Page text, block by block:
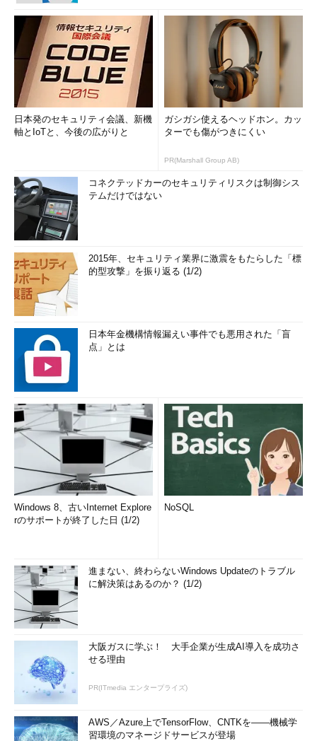
ーサルアプリ）など、戸惑う点も少なくないはずだ。特に
Windowsストアアプリと従来のデスクトップアプリの操作性や実
行環境の違いは、最初は理解しがたいだろう。
もし複数台のPCを持っているなら、全てを一度にWindows 10
にアップグレードせず、様子を見ながら徐々にWindows 10を導
入しつつ慣れていくのがよいと思われる。
●Webブラウザの変更などによるトラブルの可能性
Windows 10で新しく導入されるアプリは幾つかあるが、
Microsoft Edgeというブラウザもその1つである。従来でもWeb
ブラウザのバージョンが上がるたびに互換性の問題などがよく発
生しているが、今回は全く異なるUIのMicrosoft Edgeというブラ
ウザがデフォルトになるので、最初は戸惑うかもしれない
（「Microsoft Edgeができること、できないこと
とはいえ、以前のInternet Explorer 11も残っているので、デフ
ォルトブラウザをそちらに切り替えるという方法もある。だが、
2つのブラウザはほとんど連携していないし、機能や設定画面な
ども全く違うので、特に初心者にとってはトラブルの元だろう。
これを避けるため、例えばWebブラウザをInternet Explorerや
Microsoft Edgeではなく、Google Chromeなどにして、どの
Windowsやタブレット、スマホでも同じブラウザを使うというの
さらに付け加えておくと、Windows 8／8.1／10では、
Microsoftアカウント（とそれに関連付けられているOneDriveス
トレージ）を使ったユーザー環境の同期機能が利用できる
Windows 10で利用できるアカウントの種類と管理方法」参
照）。Microsoftアカウントを1つ持っていれば、複数PCのデスク
トップ環境などを自動的にオンラインで同期させることができ、
例えばPCがクラッシュしても、ユーザーデータをすぐに復旧で
アップグレードは今すべきか、もう少し待つべきか、それと
もアップグレードせずに使うべきか
する可能性がある。「無用なトラブルを避けたい」「今使ってい
るWindows OSで特に不満は感じていない」「今すぐにでも使い
たいWindows 10特有の機能は特にない」というなら、もう少し
様子をみながら情報収集をする、というのも賢明な選択かもしれ
ない。無償アップグレードは2016年7月まで有効なので、それま
でに決めればよいだろう。
日本発のセキュリティ会議、新機
軸とIoTと、今後の広がりと
ガシガシ使えるヘッドホン。カッ
ターでも傷がつきにくい
PR(Marshall Group AB)
コネクテッドカーのセキュリティリスクは制御シス
テムだけではない
2015年、セキュリティ業界に激震をもたらした「標
的型攻撃」を振り返る (1/2)
日本年金機構情報漏えい事件でも悪用された「盲
点」とは
Windows 8、古いInternet Explore
rのサポートが終了した日 (1/2)
NoSQL
進まない、終わらないWindows Updateのトラブル
に解決策はあるのか？ (1/2)
大阪ガスに学ぶ！ 大手企業が生成AI導入を成功さ
せる理由
PR(ITmedia エンタープライズ)
AWS／Azure上でTensorFlow、CNTKを――機械学
習環境のマネージドサービスが登場